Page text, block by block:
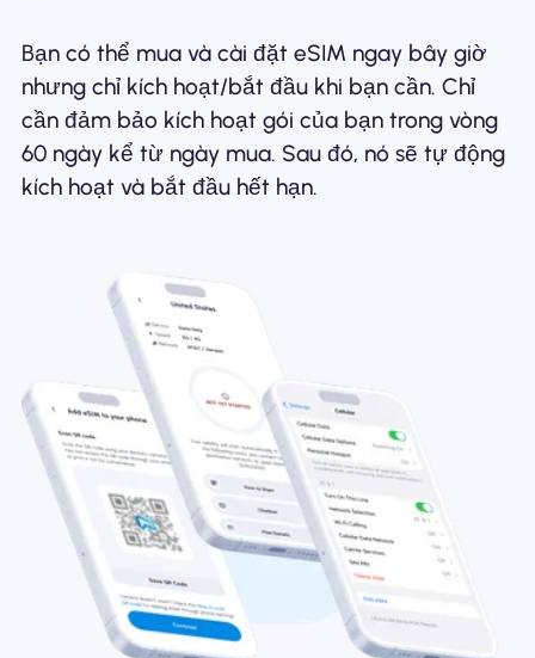
Bạn có thể mua và cài đặt eSIM ngay bây giờ
nhưng chỉ kích hoạt/bắt đầu khi bạn cần. Chỉ
cần đảm bảo kích hoạt gói của bạn trong vòng
60 ngày kể từ ngày mua. Sau đó, nó sẽ tự động
kích hoạt và bắt đầu hết hạn.